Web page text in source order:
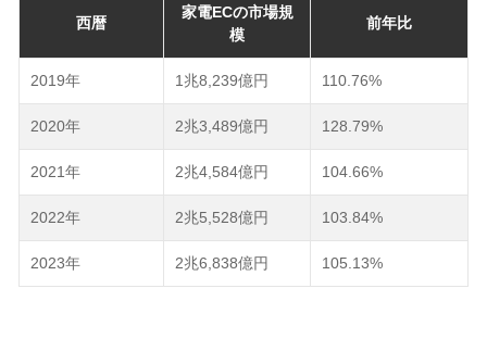
西暦
家電ECの市場規
模
前年比
2019年 1兆8,239億円 110.76%
2020年 2兆3,489億円 128.79%
2021年 2兆4,584億円 104.66%
2022年 2兆5,528億円 103.84%
2023年 2兆6,838億円 105.13%